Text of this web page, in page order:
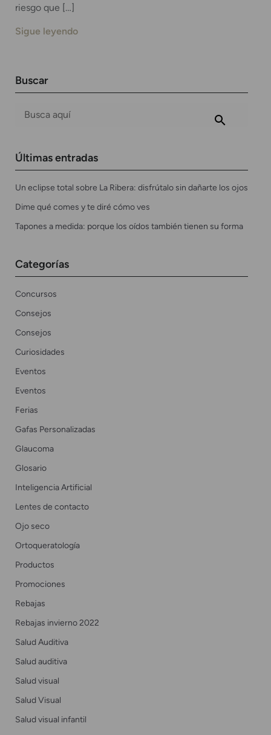
riesgo que […]
Sigue leyendo
Buscar
Últimas entradas
Un eclipse total sobre La Ribera: disfrútalo sin dañarte los ojos
Dime qué comes y te diré cómo ves
Tapones a medida: porque los oídos también tienen su forma
Categorías
Concursos
Consejos
Consejos
Curiosidades
Eventos
Eventos
Ferias
Gafas Personalizadas
Glaucoma
Glosario
Inteligencia Artificial
Lentes de contacto
Ojo seco
Ortoqueratología
Productos
Promociones
Rebajas
Rebajas invierno 2022
Salud Auditiva
Salud auditiva
Salud visual
Salud Visual
Salud visual infantil